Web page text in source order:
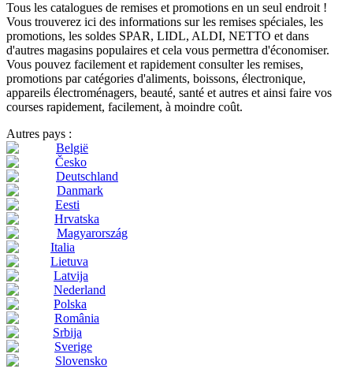
Tous les catalogues de remises et promotions en un seul endroit !
Vous trouverez ici des informations sur les remises spéciales, les
promotions, les soldes SPAR, LIDL, ALDI, NETTO et dans
d'autres magasins populaires et cela vous permettra d'économiser.
Vous pouvez facilement et rapidement consulter les remises,
promotions par catégories d'aliments, boissons, électronique,
appareils électroménagers, beauté, santé et autres et ainsi faire vos
courses rapidement, facilement, à moindre coût.
Autres pays :
België
Česko
Deutschland
Danmark
Eesti
Hrvatska
Magyarország
Italia
Lietuva
Latvija
Nederland
Polska
România
Srbija
Sverige
Slovensko